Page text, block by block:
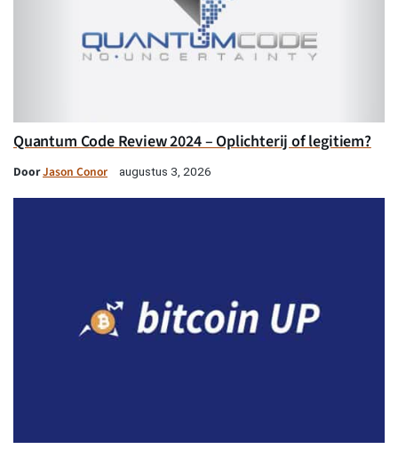
Quantum Code Review 2024 – Oplichterij of legitiem?
DoorJason Conor augustus 3, 2026